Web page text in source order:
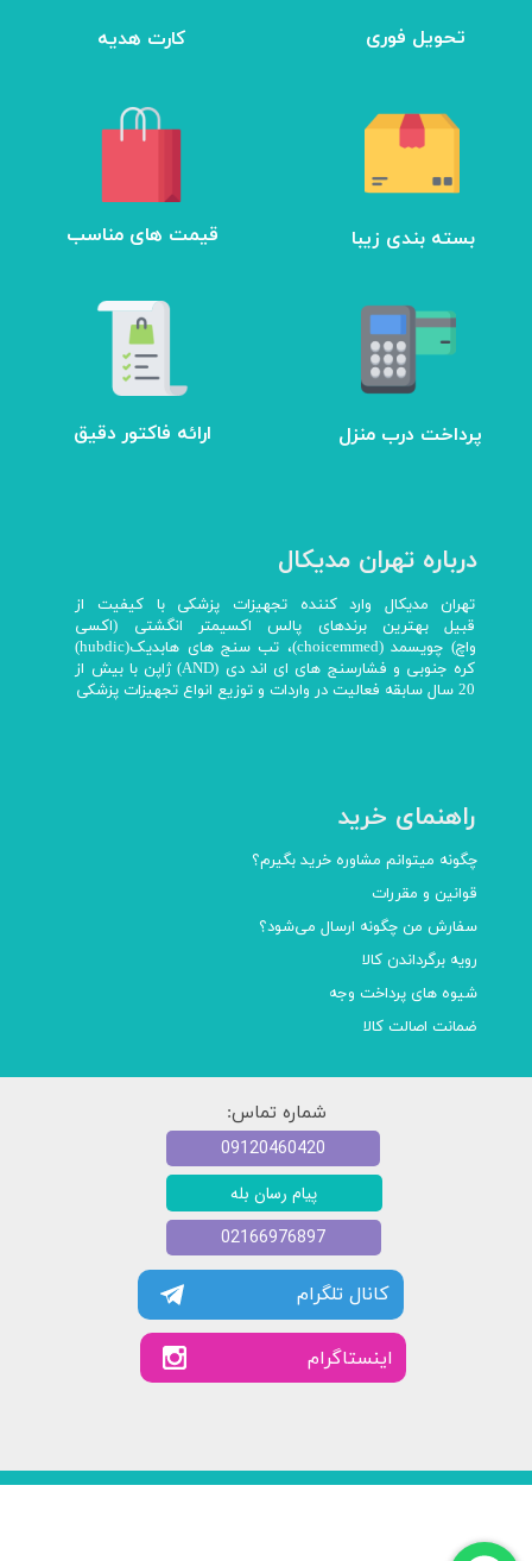
تحویل فوری کارت هدیه
​قیمت های مناسب بسته بندی زیبا
ارائه فاکتور دقیق پرداخت درب منزل
درباره تهران مدیکال
تهران مدیکال وارد کننده تجهیزات پزشکی با کیفیت از
قبیل بهترین برندهای پالس اکسیمتر انگشتی (اکسی
واچ) چویسمد (choicemmed)، تب سنج های هابدیک(hubdic)
کره جنوبی و فشارسنج های ای اند دی (AND) ژاپن با بیش از
20 سال سابقه فعالیت در واردات و توزیع انواع تجهیزات پزشکی
راهنمای خرید
چگونه میتوانم مشاوره خرید بگیرم؟
قوانین و مقررات
سفارش من چگونه ارسال می‌شود؟
رویه برگرداندن کالا
شیوه های پرداخت وجه
ضمانت اصالت کالا
شماره تماس:
کانال تلگرام
​​اینستاگرام
پیام رسان بله
09120460420
02166976897